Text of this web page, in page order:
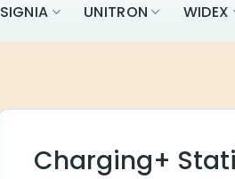
SIGNIA UNITRON WIDEX
Charging+